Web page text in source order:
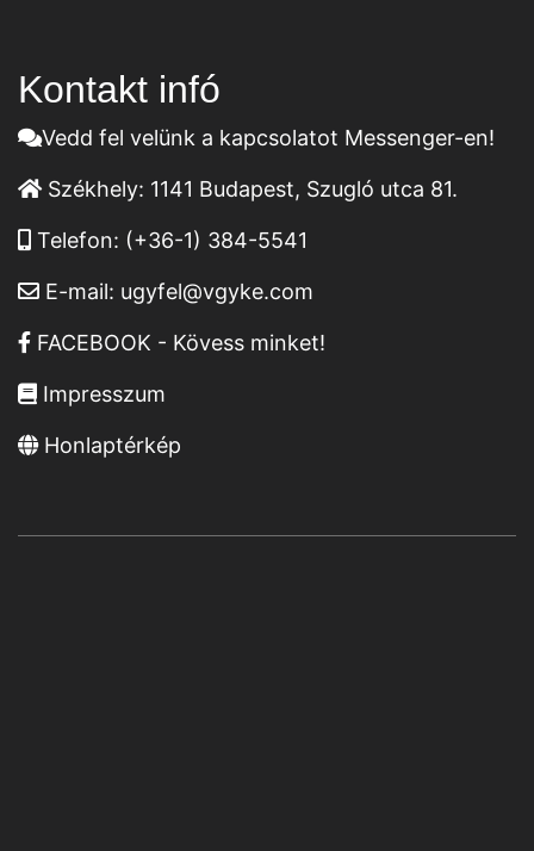
Kontakt infó
Vedd fel velünk a kapcsolatot Messenger-en!
Székhely: 1141 Budapest, Szugló utca 81.
Telefon: (+36-1) 384-5541
E-mail: ugyfel@vgyke.com
FACEBOOK - Kövess minket!
Impresszum
Honlaptérkép